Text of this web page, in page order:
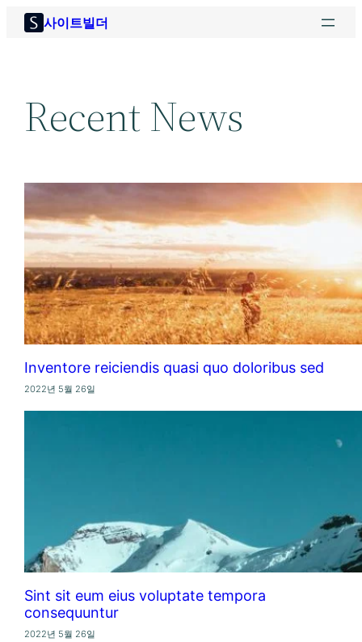
사이트빌더
Recent News
Inventore reiciendis quasi quo doloribus sed
2022년 5월 26일
Sint sit eum eius voluptate tempora
consequuntur
2022년 5월 26일